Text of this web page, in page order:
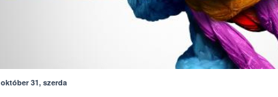
31, szerda